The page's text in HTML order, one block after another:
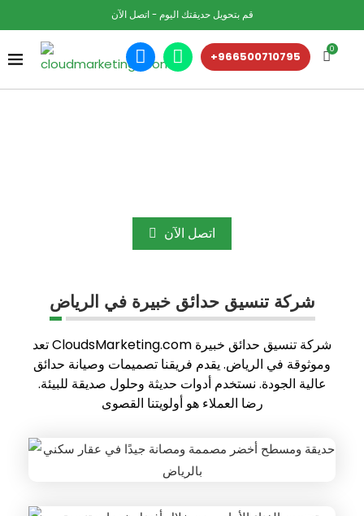
قم بتحويل حديقتك اليوم - اتصل الآن
+966500710795 0
اتصل الآن
شركة تنسيق حدائق خبيرة في الرياض
تعد CloudsMarketing.com شركة تنسيق حدائق خبيرة
وموثوقة في الرياض. يقدم فريقنا تصميمات وصيانة حدائق
عالية الجودة. نستخدم أدوات حديثة وحلول صديقة للبيئة.
رضا العملاء هو أولويتنا القصوى